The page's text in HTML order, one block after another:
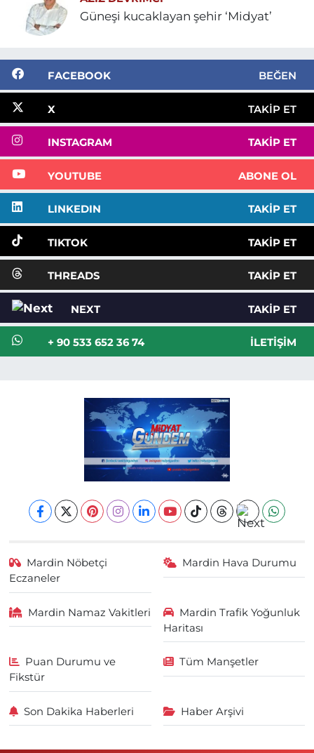
Güneşi kucaklayan şehir ‘Midyat’
FACEBOOK BEĞEN
X TAKIP ET
INSTAGRAM TAKIP ET
YOUTUBE ABONE OL
LINKEDIN TAKIP ET
TIKTOK TAKIP ET
THREADS TAKIP ET
NEXT TAKIP ET
+ 90 533 652 36 74 İLETIŞIM
Mardin Nöbetçi
Eczaneler
Mardin Hava Durumu
Mardin Namaz Vakitleri
Mardin Trafik Yoğunluk
Haritası
Puan Durumu ve
Fikstür
Tüm Manşetler
Son Dakika Haberleri Haber Arşivi